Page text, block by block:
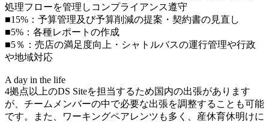
処理フローを管理しコンプライアンス遵守
■15%：予算管理及び予算削減の提案・契約書の見直し
■5%：各種レポートの作成
■5％：売店の満足度向上・シャトルバスの運行管理や行政
や地域対応
A day in the life
4拠点以上のDS Siteを担当するため国内の出張があります
が、チームメンバーの中で必要な出張を調整することも可能
です。また、ワーキングペアレンツも多く、産休育休明けに